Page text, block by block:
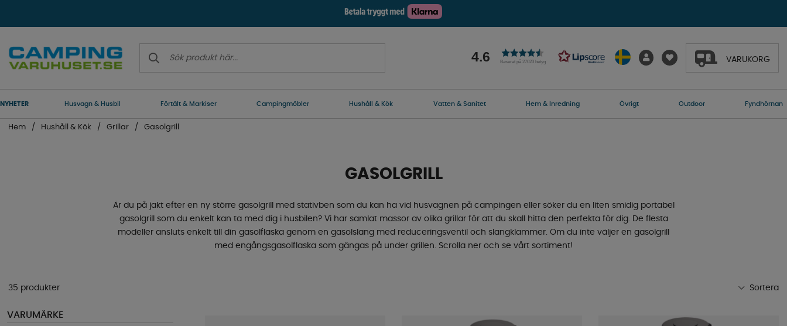
4.6 Baserat på 27023 betyg VARUKORG
NYHETER Husvagn & Husbil Förtält & Markiser Campingmöbler Hushåll & Kök Vatten & Sanitet Hem & Inredning Övrigt Outdoor Fyndhörnan
Hem Hushåll & Kök Grillar Gasolgrill
GASOLGRILL
Är du på jakt efter en ny större gasolgrill med stativben som du kan ha vid husvagnen på campingen eller söker du en liten smidig portabel
gasolgrill som du enkelt kan ta med dig i husbilen? Vi har samlat massor av olika grillar för att du skall hitta den perfekta för dig. De flesta
modeller ansluts enkelt till din gasolflaska genom en gasolslang med reduceringsventil och slangklammer. Om du inte väljer en gasolgrill
med engångsgasolflaska som gängas på under grillen. Scrolla ner och se vårt sortiment!
Sortera
35 produkter
VARUMÄRKE